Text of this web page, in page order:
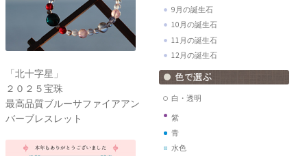
「北十字星」
２０２５宝珠
最高品質ブルーサファイアアン
バーブレスレット
9月の誕生石
10月の誕生石
11月の誕生石
12月の誕生石
白・透明
紫
青
水色